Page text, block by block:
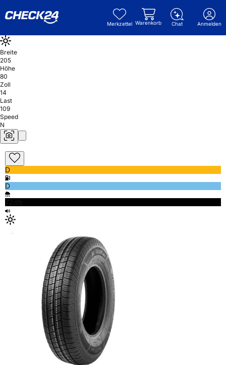
Merkzettel Warenkorb Chat Anmelden
Breite
205
Höhe
80
Zoll
14
Last
109
Speed
N
D
D
72db